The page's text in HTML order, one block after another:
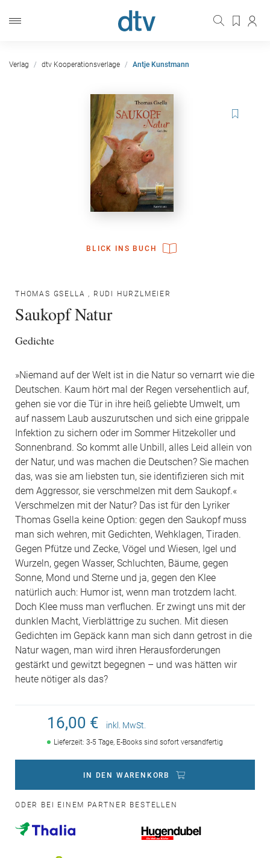
Verlag dtv Kooperationsverlage Antje Kunstmann
BLICK INS BUCH
THOMAS GSELLA , RUDI HURZLMEIER
Saukopf Natur
Gedichte
»Niemand auf der Welt ist in die Natur so vernarrt wie die
Deutschen. Kaum hört mal der Regen versehentlich auf,
gehen sie vor die Tür in ihre heiß geliebte Umwelt, um
auf nassem Laub auszurutschen und sich eine grippale
Infektion zu sichern oder im Sommer Hitzekoller und
Sonnenbrand. So kommt alle Unbill, alles Leid allein von
der Natur, und was machen die Deutschen? Sie machen
das, was sie am liebsten tun, sie identifizieren sich mit
dem Aggressor, sie verschmelzen mit dem Saukopf.«
Verschmelzen mit der Natur? Das ist für den Lyriker
Thomas Gsella keine Option: gegen den Saukopf muss
man sich wehren, mit Gedichten, Wehklagen, Tiraden.
Gegen Pfütze und Zecke, Vögel und Wiesen, Igel und
Wurzeln, gegen Wasser, Schluchten, Bäume, gegen
Sonne, Mond und Sterne und ja, gegen den Klee
natürlich auch: Humor ist, wenn man trotzdem lacht.
Doch Klee muss man verfluchen. Er zwingt uns mit der
dunklen Macht, Vierblättrige zu suchen. Mit diesen
Gedichten im Gepäck kann man sich dann getrost in die
Natur wagen, man wird ihren Herausforderungen
gestärkt und gewitzt begegnen – und was hätten wir
heute nötiger als das?
16,00 € inkl. MwSt.
Lieferzeit: 3-5 Tage, E-Books sind sofort versandfertig
IN DEN WARENKORB
ODER BEI EINEM PARTNER BESTELLEN